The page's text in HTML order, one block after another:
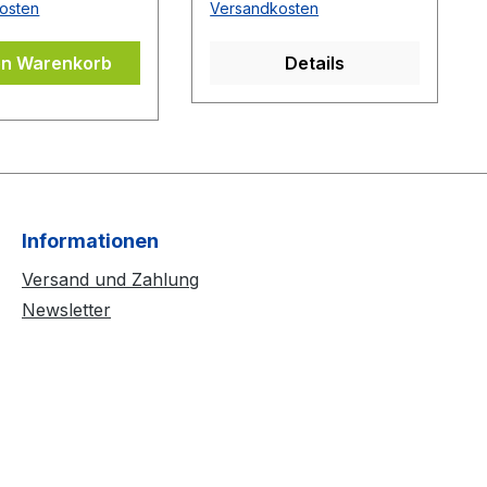
Warenkorb
Versandkosten
Details
Informationen
Versand und Zahlung
Newsletter